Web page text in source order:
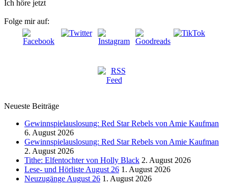
Ich höre jetzt
Folge mir auf:
Neueste Beiträge
Gewinnspielauslosung: Red Star Rebels von Amie Kaufman
6. August 2026
Gewinnspielauslosung: Red Star Rebels von Amie Kaufman
2. August 2026
Tithe: Elfentochter von Holly Black 2. August 2026
Lese- und Hörliste August 26 1. August 2026
Neuzugänge August 26 1. August 2026